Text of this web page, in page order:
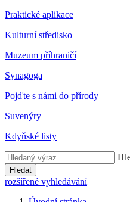
Praktické aplikace
Kulturní středisko
Muzeum příhraničí
Synagoga
Pojďte s námi do přírody
Suvenýry
Kdyňské listy
Hledat
rozšířené vyhledávání